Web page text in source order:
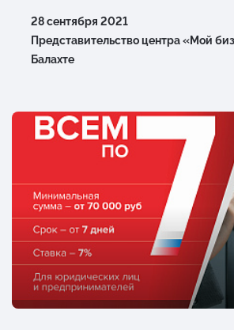
28 сентября 2021
Представительство центра «Мой
Балахте